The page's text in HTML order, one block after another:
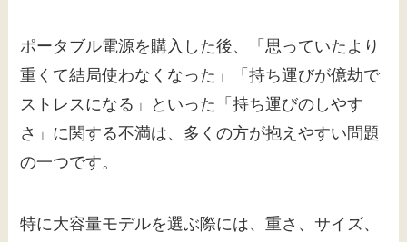
ポータブル電源を購入した後、「思っていたより
重くて結局使わなくなった」「持ち運びが億劫で
ストレスになる」といった「持ち運びのしやす
さ」に関する不満は、多くの方が抱えやすい問題
の一つです。
特に大容量モデルを選ぶ際には、重さ、サイズ、